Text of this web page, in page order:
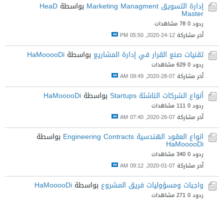
إدارة التسويق Marketing Managment بواسطة HeaD
Master
ردود 0
78 مشاهدات
آخر مشاركة12-24-2020, 05:50 PM
تقنيات صنع القرار في إدارة المشاريع بواسطة HaMooooDi
ردود 0
629 مشاهدات
آخر مشاركة07-28-2020, 09:49 AM
أنواع الشركات الناشئة Startups بواسطة HaMooooDi
ردود 0
111 مشاهدات
آخر مشاركة07-26-2020, 07:40 AM
انواع العقود الهندسية Engineering Contracts بواسطة
HaMooooDi
ردود 0
340 مشاهدات
آخر مشاركة07-01-2020, 09:12 AM
واجبات ومسؤوليات فريق المشروع بواسطة HaMooooDi
ردود 0
271 مشاهدات